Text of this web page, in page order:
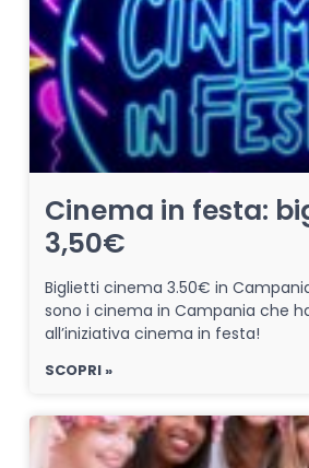
Cinema in festa:
3,50€
Biglietti cinema 3.50€ in
sono i cinema in Campania che
all’iniziativa cinema in festa!
SCOPRI »